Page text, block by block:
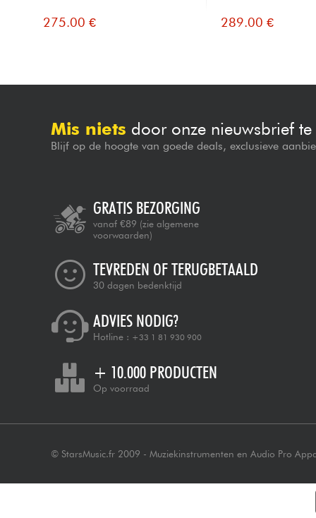
275.00 € 289.00 €
Mis niets door onze nieuwsbrief
Blijf op de hoogte van goede deals, exclusieve
GRATIS BEZORGING
vanaf €89 (zie algemene
voorwaarden)
TEVREDEN OF TERUGBETAALD
30 dagen bedenktijd
ADVIES NODIG?
Hotline : +33 1 81 930 900
+ 10.000 PRODUCTEN
Op voorraad
© StarsMusic.fr 2009 - Muziekinstrumenten en Audio Pro